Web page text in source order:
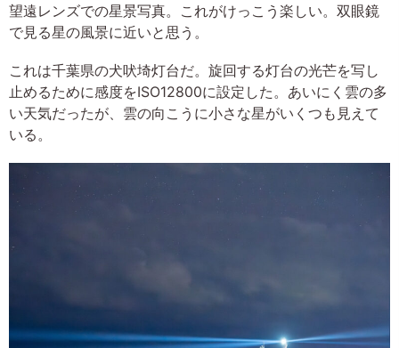
望遠レンズでの星景写真。これがけっこう楽しい。双眼鏡
で見る星の風景に近いと思う。
これは千葉県の犬吠埼灯台だ。旋回する灯台の光芒を写し
止めるために感度をISO12800に設定した。あいにく雲の多
い天気だったが、雲の向こうに小さな星がいくつも見えて
いる。